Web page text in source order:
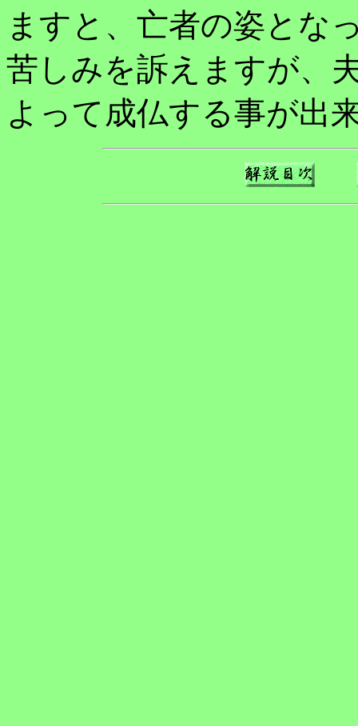
ますと、亡者の姿とな
苦しみを訴えますが、
よって成仏する事が出